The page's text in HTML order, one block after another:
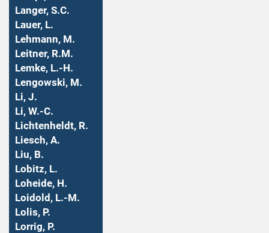
Langer, S.C.
Lauer, L.
Lehmann, M.
Leitner, R.M.
Lemke, L.-H.
Lengowski, M.
Li, J.
Li, W.-C.
Lichtenheldt, R.
Liesch, A.
Liu, B.
Lobitz, L.
Loheide, H.
Loidold, L.-M.
Lolis, P.
Lorrig, P.